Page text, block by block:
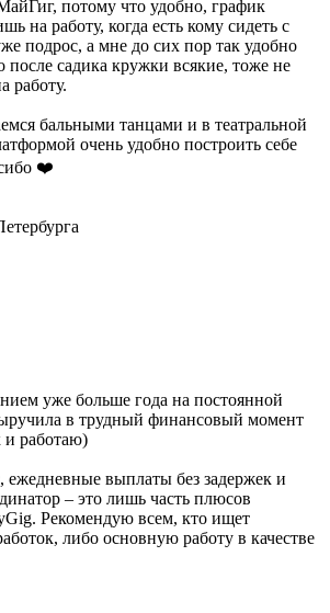
потому что удобно, график
на работу, когда есть кому сидеть с
подрос, а мне до сих пор так удобно
после садика кружки всякие, тоже не
работу.
бальными танцами и в театральной
очень удобно построить себе
❤️
уже больше года на постоянной
в трудный финансовый момент
и работаю)
выплаты без задержек и
– это лишь часть плюсов
Рекомендую всем, кто ищет
либо основную работу в качестве